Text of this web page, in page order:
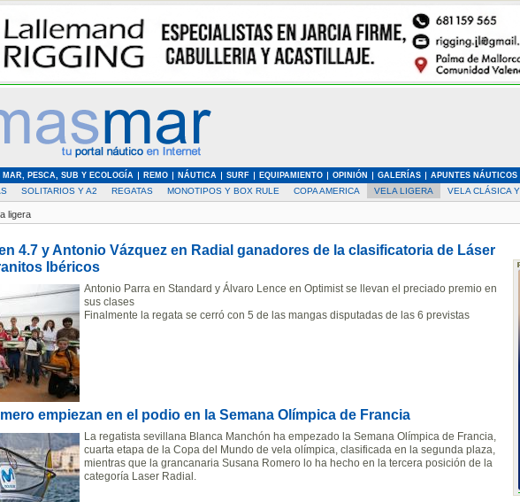
MAR, PESCA, SUB Y ECOLOGÍA REMO NÁUTICA SURF EQUIPAMIENTO OPINIÓN GALERÍAS APUNTES NÁUTICOS
SOLITARIOS Y A2 REGATAS MONOTIPOS Y BOX RULE COPA AMERICA VELA LIGERA VELA CLÁSICA
ligera
4.7 y Antonio Vázquez en Radial ganadores de la clasificatoria de Láser
Ibéricos
Antonio Parra en Standard y Álvaro Lence en Optimist se llevan el preciado premio en
sus clases
Finalmente la regata se cerró con 5 de las mangas disputadas de las 6 previstas
empiezan en el podio en la Semana Olímpica de Francia
La regatista sevillana Blanca Manchón ha empezado la Semana Olímpica de Francia,
cuarta etapa de la Copa del Mundo de vela olímpica, clasificada en la segunda plaza,
mientras que la grancanaria Susana Romero lo ha hecho en la tercera posición de la
categoría Laser Radial.